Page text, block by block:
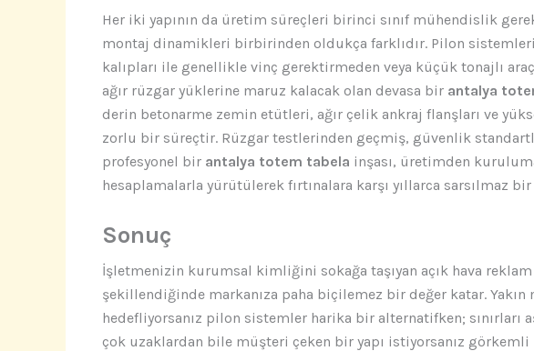
Her iki yapının da üretim süreçleri birinci sınıf mühendislik
montaj dinamikleri birbirinden oldukça farklıdır. Pilon
kalıpları ile genellikle vinç gerektirmeden veya küçük tonajlı
ağır rüzgar yüklerine maruz kalacak olan devasa bir antalya
derin betonarme zemin etütleri, ağır çelik ankraj flanşları ve
zorlu bir süreçtir. Rüzgar testlerinden geçmiş, güvenlik
profesyonel bir antalya totem tabela inşası, üretimden
hesaplamalarla yürütülerek fırtınalara karşı yıllarca sarsılmaz bir
Sonuç
İşletmenizin kurumsal kimliğini sokağa taşıyan açık hava
şekillendiğinde markanıza paha biçilemez bir değer katar. Yakın
hedefliyorsanız pilon sistemler harika bir alternatifken; sınırları
çok uzaklardan bile müşteri çeken bir yapı istiyorsanız